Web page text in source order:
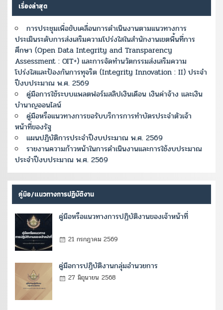
เรื่องล่าสุด
การประชุมเพื่อขับเคลื่อนการดำเนินงานตามแนวทางการ
ประเมินระดับการส่งเสริมความโปร่งใสในสำนักงานเขตพื้นที่การ
ศึกษา (Open Data Integrity and Transparency
Assessment : OIT+) และการจัดทำนวัตกรรมส่งเสริมความ
โปร่งใสและป้องกันการทุจริต (Integrity Innovation : II) ประจำ
ปีงบประมาณ พ.ศ. 2569
คู่มือการใช้ระบบแพลตฟอร์มสลิปเงินเดือน เงินค่าจ้าง และเงิน
บำนาญออนไลน์
คู่มือหรือแนวทางการขอรับบริการการทำบัตรประจำตัวเจ้า
หน้าที่ของรัฐ
แผนปฏิบัติการประจำปีงบประมาณ พ.ศ. 2569
รายงานความก้าวหน้าในการดำเนินงานและการใช้งบประมาณ
ประจำปีงบประมาณ พ.ศ. 2569
คู่มือ/แนวทางการปฏิบัติงาน
คู่มือหรือแนวทางการปฏิบัติงานของเจ้าหน้าที่
21 กรกฎาคม 2569
คู่มือการปฏิบัติงานกลุ่มอำนวยการ
27 มิถุนายน 2568